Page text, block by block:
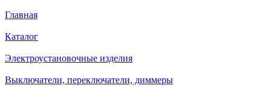
Главная
Каталог
Электроустановочные изделия
Выключатели, переключатели, диммеры